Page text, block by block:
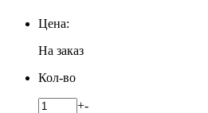
Цена:
На заказ
Кол-во
+-